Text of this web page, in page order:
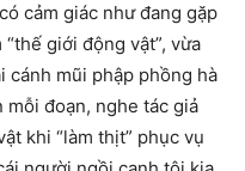
cảm giác như đang gặp
giới động vật”, vừa
cánh mũi phập phồng hà
đoạn, nghe tác giả
khi “làm thịt” phục vụ